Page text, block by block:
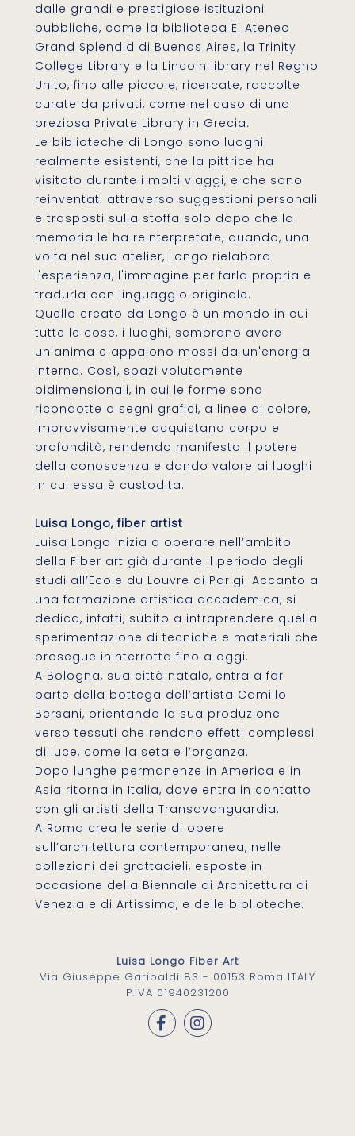
dalle grandi e prestigiose istituzioni
pubbliche, come la biblioteca El Ateneo
Grand Splendid di Buenos Aires, la Trinity
College Library e la Lincoln library nel Regno
Unito, fino alle piccole, ricercate, raccolte
curate da privati, come nel caso di una
preziosa Private Library in Grecia.
Le biblioteche di Longo sono luoghi
realmente esistenti, che la pittrice ha
visitato durante i molti viaggi, e che sono
reinventati attraverso suggestioni personali
e trasposti sulla stoffa solo dopo che la
memoria le ha reinterpretate, quando, una
volta nel suo atelier, Longo rielabora
l'esperienza, l'immagine per farla propria e
tradurla con linguaggio originale.
Quello creato da Longo è un mondo in cui
tutte le cose, i luoghi, sembrano avere
un'anima e appaiono mossi da un'energia
interna. Così, spazi volutamente
bidimensionali, in cui le forme sono
ricondotte a segni grafici, a linee di colore,
improvvisamente acquistano corpo e
profondità, rendendo manifesto il potere
della conoscenza e dando valore ai luoghi
in cui essa è custodita.
Luisa Longo, fiber artist
Luisa Longo inizia a operare nell’ambito
della Fiber art già durante il periodo degli
studi all’Ecole du Louvre di Parigi. Accanto a
una formazione artistica accademica, si
dedica, infatti, subito a intraprendere quella
sperimentazione di tecniche e materiali che
prosegue ininterrotta fino a oggi.
A Bologna, sua città natale, entra a far
parte della bottega dell’artista Camillo
Bersani, orientando la sua produzione
verso tessuti che rendono effetti complessi
di luce, come la seta e l’organza.
Dopo lunghe permanenze in America e in
Asia ritorna in Italia, dove entra in contatto
con gli artisti della Transavanguardia.
A Roma crea le serie di opere
sull’architettura contemporanea, nelle
collezioni dei grattacieli, esposte in
occasione della Biennale di Architettura di
Venezia e di Artissima, e delle biblioteche.
Luisa Longo Fiber Art
Via Giuseppe Garibaldi 83 - 00153 Roma ITALY
P.IVA 01940231200